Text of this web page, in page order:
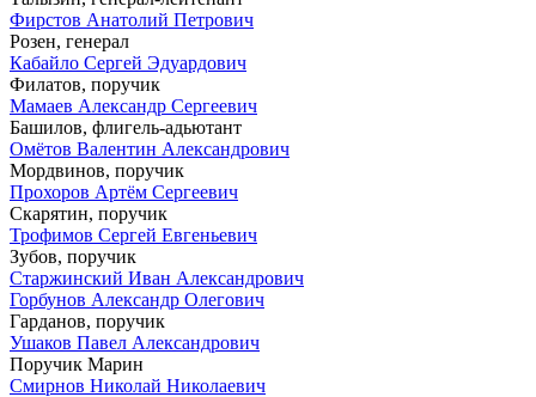
Фирстов Анатолий Петрович
Розен, генерал
Кабайло Сергей Эдуардович
Филатов, поручик
Мамаев Александр Сергеевич
Башилов, флигель-адьютант
Омётов Валентин Александрович
Мордвинов, поручик
Прохоров Артём Сергеевич
Скарятин, поручик
Трофимов Сергей Евгеньевич
Зубов, поручик
Старжинский Иван Александрович
Горбунов Александр Олегович
Гарданов, поручик
Ушаков Павел Александрович
Поручик Марин
Смирнов Николай Николаевич